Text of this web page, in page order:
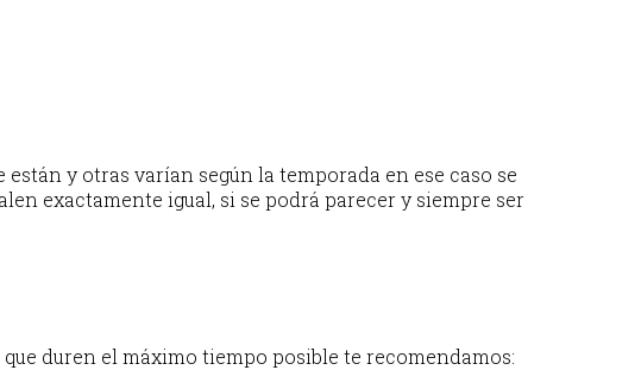
y otras varían según la temporada en ese caso se
exactamente igual, si se podrá parecer y siempre ser
duren el máximo tiempo posible te recomendamos: